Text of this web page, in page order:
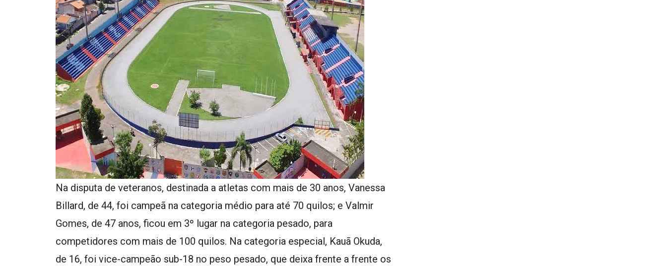
Na disputa de veteranos, destinada a atletas com mais de 30 anos, Vanessa
Billard, de 44, foi campeã na categoria médio para até 70 quilos; e Valmir
Gomes, de 47 anos, ficou em 3º lugar na categoria pesado, para
competidores com mais de 100 quilos. Na categoria especial, Kauã Okuda,
de 16, foi vice-campeão sub-18 no peso pesado, que deixa frente a frente os